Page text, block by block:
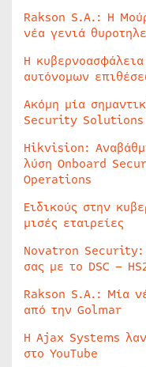
Rakson S.A.: Η
νέα γενιά
Η
αυτόνομων
Ακόμη μία
Security Solutions
Hikvision:
λύση Onboard
Operations
Ειδικούς στην
μισές εταιρείες
Novatron Security:
σας με το DSC –
Rakson S.A.: Μία
από την Golmar
Η Ajax Systems
στο YouTube